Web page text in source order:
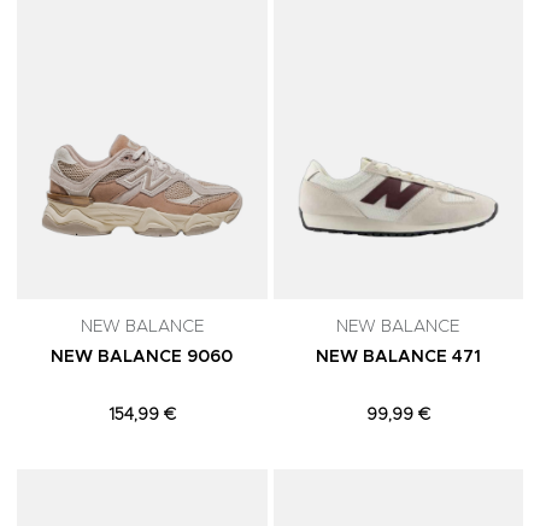
NEW BALANCE
NEW BALANCE 9060
154,99 €
NEW BALANCE
NEW BALANCE 471
99,99 €